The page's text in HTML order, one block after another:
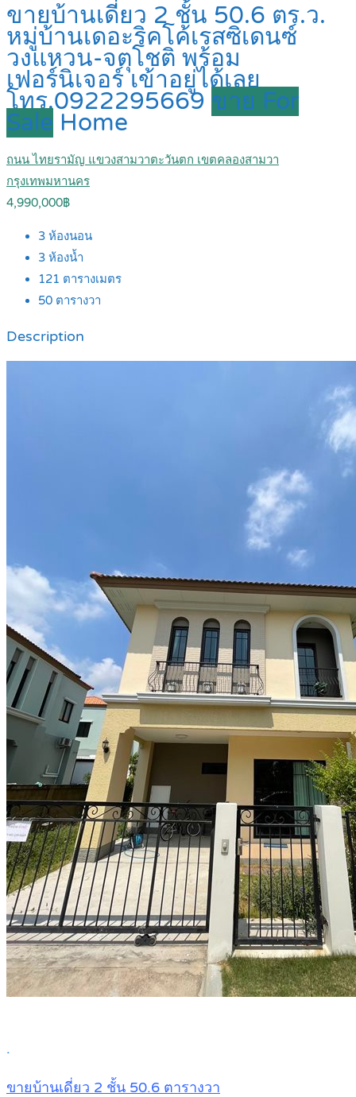
ขายบ้านเดี่ยว 2 ชั้น 50.6 ตร.ว.
หมู่บ้านเดอะริคโค้เรสซิเดนซ์
วงแหวน-จตุโชติ พร้อม
เฟอร์นิเจอร์ เข้าอยู่ได้เลย
โทร.0922295669 ขาย For
Sale Home
ถนน ไทยรามัญ แขวงสามวาตะวันตก เขตคลองสามวา
กรุงเทพมหานคร
4,990,000฿
3 ห้องนอน
3 ห้องน้ำ
121 ตารางเมตร
50 ตารางวา
Description
.
ขายบ้านเดี่ยว 2 ชั้น 50.6 ตารางวา